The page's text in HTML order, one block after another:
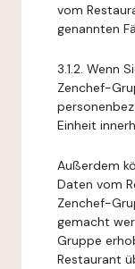
vom
genannten
3.1.2. Wenn
Zenchef-
Einheit
Außerdem
Daten vom
Zenchef-
gemacht
Gruppe
Restaurant